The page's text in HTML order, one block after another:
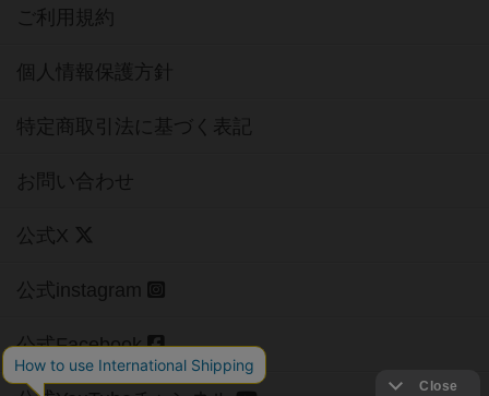
ご利用規約
個人情報保護方針
特定商取引法に基づく表記
お問い合わせ
公式X
公式instagram
公式Facebook